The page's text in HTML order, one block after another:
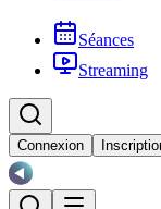
Séances
Streaming
Connexion